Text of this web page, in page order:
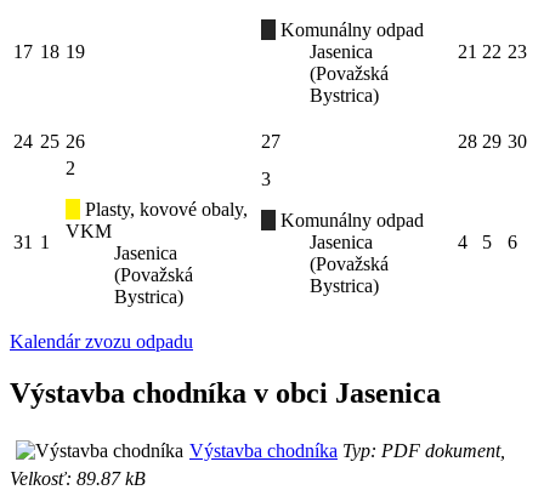
17 18 19
Komunálny odpad
Jasenica
(Považská
Bystrica)
21 22 23
24 25 26 27 28 29 30
31 1
2
Plasty, kovové obaly,
VKM
Jasenica
(Považská
Bystrica)
3
Komunálny odpad
Jasenica
(Považská
Bystrica)
4 5 6
Kalendár zvozu odpadu
Výstavba chodníka v obci Jasenica
Výstavba chodníka Typ: PDF dokument,
Velkosť: 89.87 kB